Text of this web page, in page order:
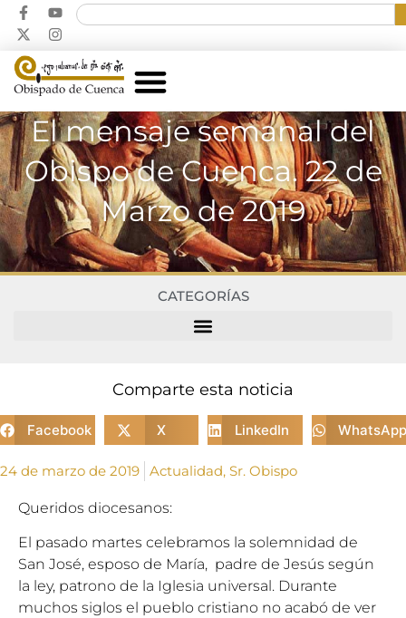
El mensaje semanal del
Obispo de Cuenca. 22 de
Marzo de 2019
CATEGORÍAS
Comparte esta noticia
Facebook X LinkedIn WhatsApp
24 de marzo de 2019 Actualidad, Sr. Obispo
Queridos diocesanos:
El pasado martes celebramos la solemnidad de
San José, esposo de María, padre de Jesús según
la ley, patrono de la Iglesia universal. Durante
muchos siglos el pueblo cristiano no acabó de ver